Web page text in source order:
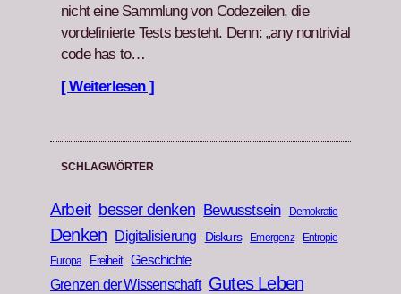
nicht eine Samm­lung von Codezeilen, die
vordefinierte Tests beste­ht. Denn: „any non­triv­ial
code has to…
[ Weiterlesen ]
SCHLAGWÖRTER
Arbeit besser denken Bewusstsein Demokratie
Denken Digitalisierung Diskurs Emergenz
Entropie
Europa
Freiheit Geschichte
Grenzen der Wissenschaft Gutes Leben